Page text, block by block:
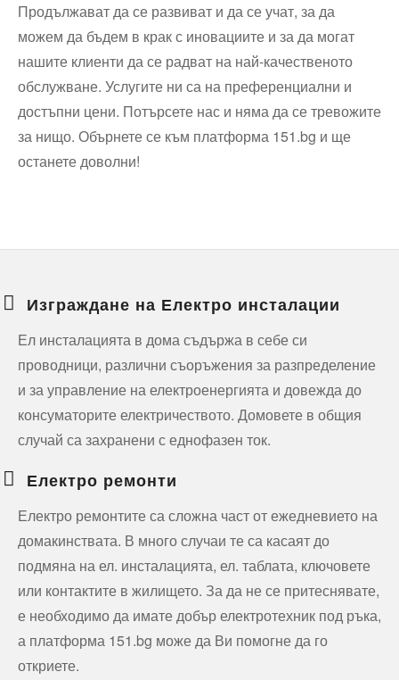
Продължават да се развиват и да се учат, за да
можем да бъдем в крак с иновациите и за да могат
нашите клиенти да се радват на най-качественото
обслужване. Услугите ни са на преференциални и
достъпни цени. Потърсете нас и няма да се тревожите
за нищо. Обърнете се към платформа 151.bg и ще
останете доволни!
Изграждане на Електро инсталации
Ел инсталацията в дома съдържа в себе си
проводници, различни съоръжения за разпределение
и за управление на електроенергията и довежда до
консуматорите електричеството. Домовете в общия
случай са захранени с еднофазен ток.
Електро ремонти
Електро ремонтите са сложна част от ежедневието на
домакинствата. В много случаи те са касаят до
подмяна на ел. инсталацията, ел. таблата, ключовете
или контактите в жилището. За да не се притеснявате,
е необходимо да имате добър електротехник под ръка,
а платформа 151.bg може да Ви помогне да го
откриете.